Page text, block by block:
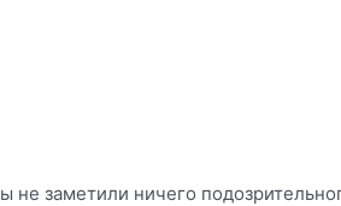
заметили ничего